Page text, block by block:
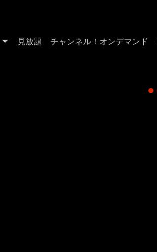
見放題 チャンネル！オンデマンド